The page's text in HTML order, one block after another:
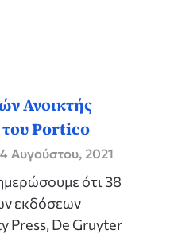
Ανοικτής
Portico
Αυγούστου, 2021
ότι 38
εκδόσεων
Press, De Gruyter